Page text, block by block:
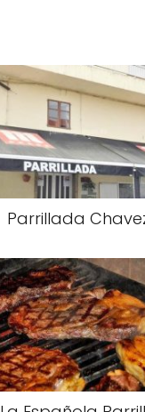
Parrillada